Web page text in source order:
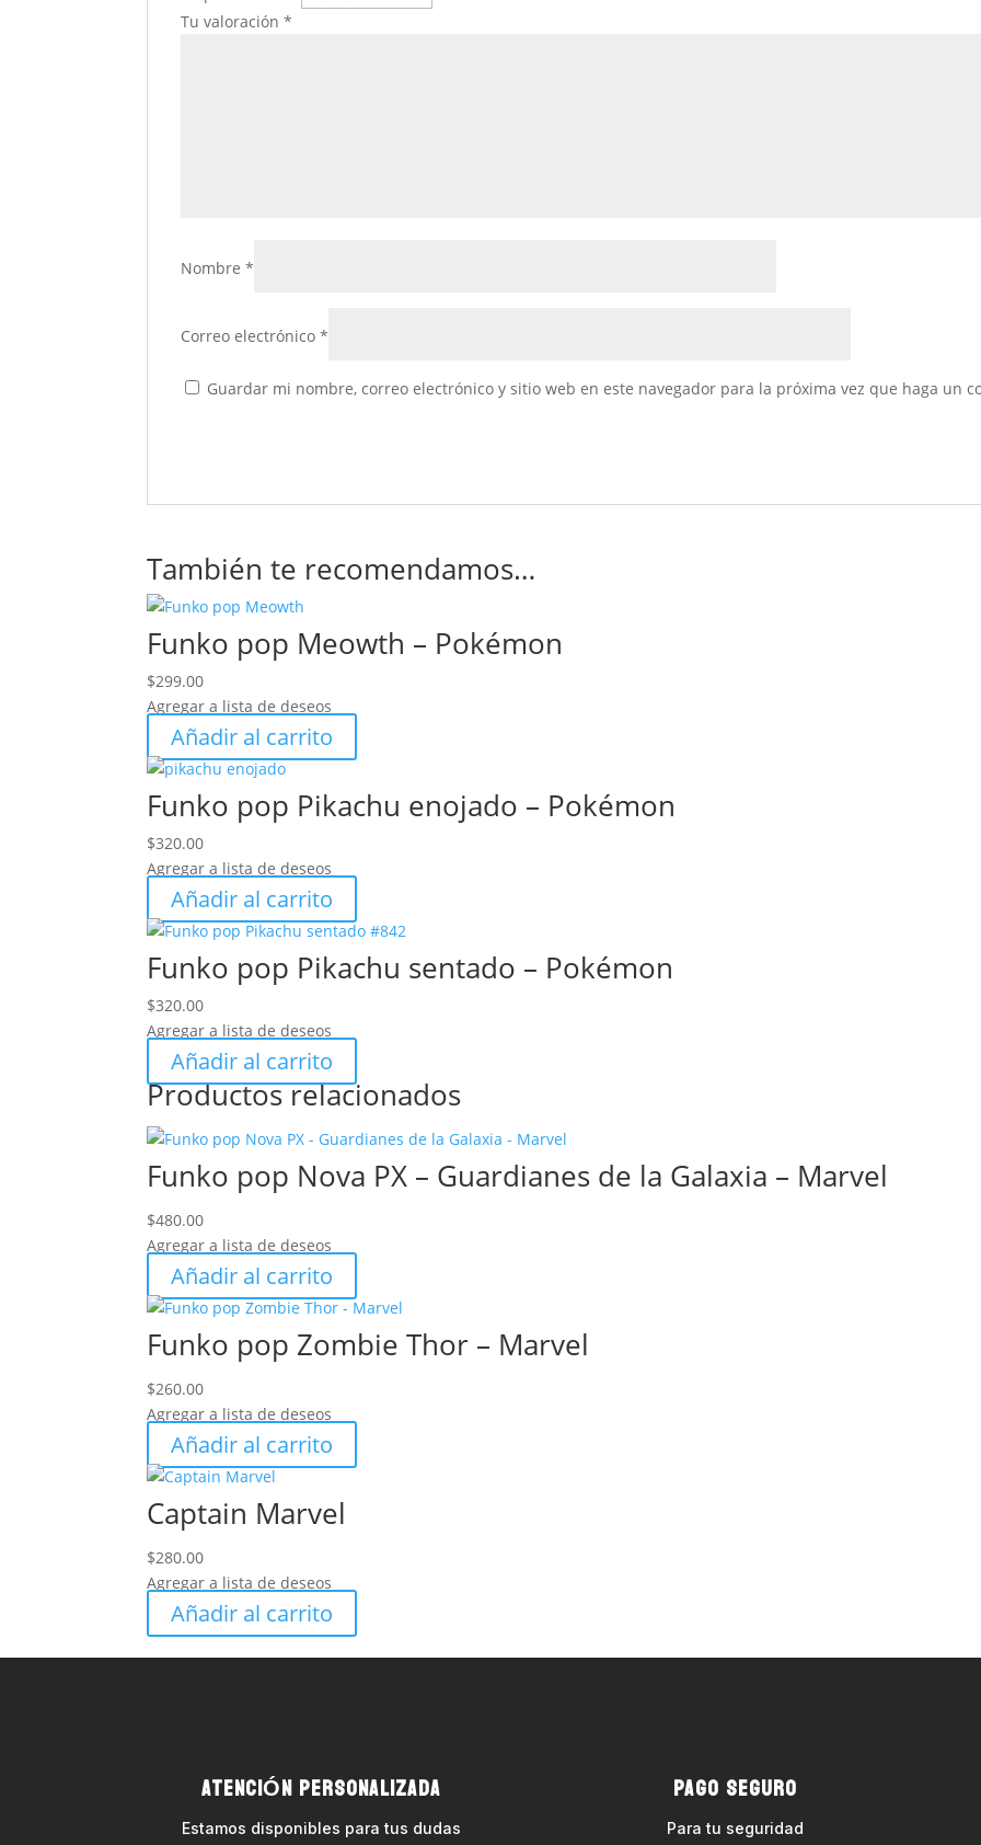
Tu valoración*
Nombre*
Correo electrónico*
Guardar mi nombre, correo electrónico y sitio web en este navegador para la próxima vez que haga un
También te recomendamos…
Funko pop Meowth – Pokémon
$299.00
Agregar a lista de deseos
Añadir al carrito
Funko pop Pikachu enojado – Pokémon
$320.00
Agregar a lista de deseos
Añadir al carrito
Funko pop Pikachu sentado – Pokémon
$320.00
Agregar a lista de deseos
Añadir al carrito
Productos relacionados
Funko pop Nova PX – Guardianes de la Galaxia – Marvel
$480.00
Agregar a lista de deseos
Añadir al carrito
Funko pop Zombie Thor – Marvel
$260.00
Agregar a lista de deseos
Añadir al carrito
Captain Marvel
$280.00
Agregar a lista de deseos
Añadir al carrito
ATENCIÓN PERSONALIZADA
Estamos disponibles para tus dudas
PAGO SEGURO
Para tu seguridad